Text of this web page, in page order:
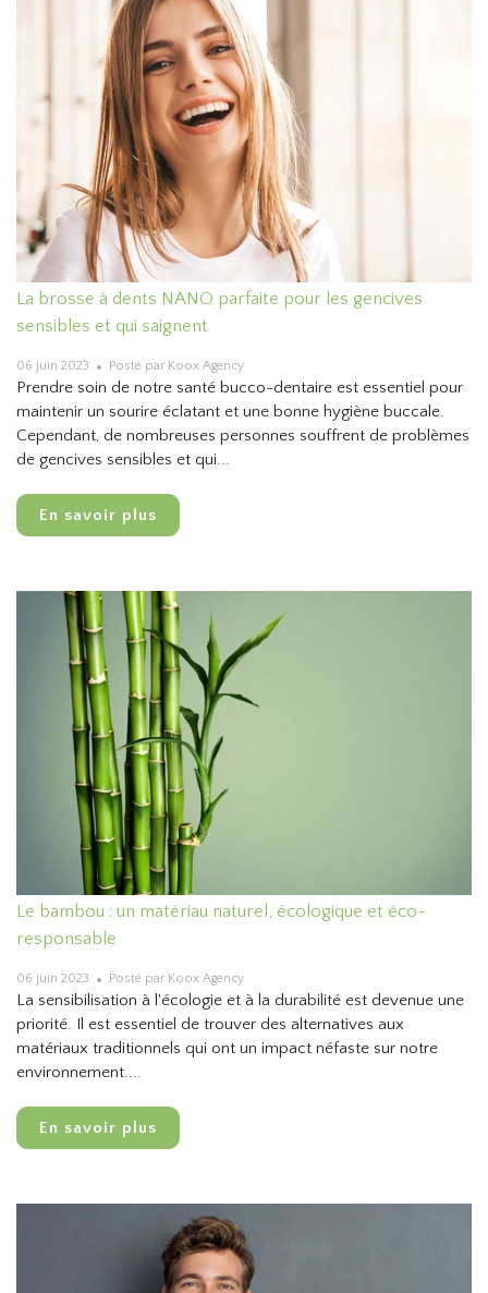
La brosse à dents NANO parfaite pour les gencives
sensibles et qui saignent
06 juin 2023 Posté par Koox Agency
Prendre soin de notre santé bucco-dentaire est essentiel pour
maintenir un sourire éclatant et une bonne hygiène buccale.
Cependant, de nombreuses personnes souffrent de problèmes
de gencives sensibles et qui...
En savoir plus
Le bambou : un matériau naturel, écologique et éco-
responsable
06 juin 2023 Posté par Koox Agency
La sensibilisation à l'écologie et à la durabilité est devenue une
priorité. Il est essentiel de trouver des alternatives aux
matériaux traditionnels qui ont un impact néfaste sur notre
environnement....
En savoir plus